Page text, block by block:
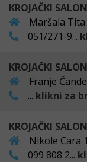
KROJAČKI
Maršala
051/271-9...
KROJAČKI
Franje
... klikni za
KROJAČKI
Nikole Cara
099 808 2...